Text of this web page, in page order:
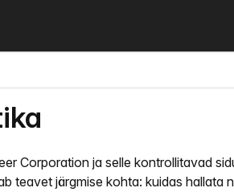
Corporation ja selle kontrollitavad
teavet järgmise kohta: kuidas